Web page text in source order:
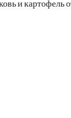
и картофель